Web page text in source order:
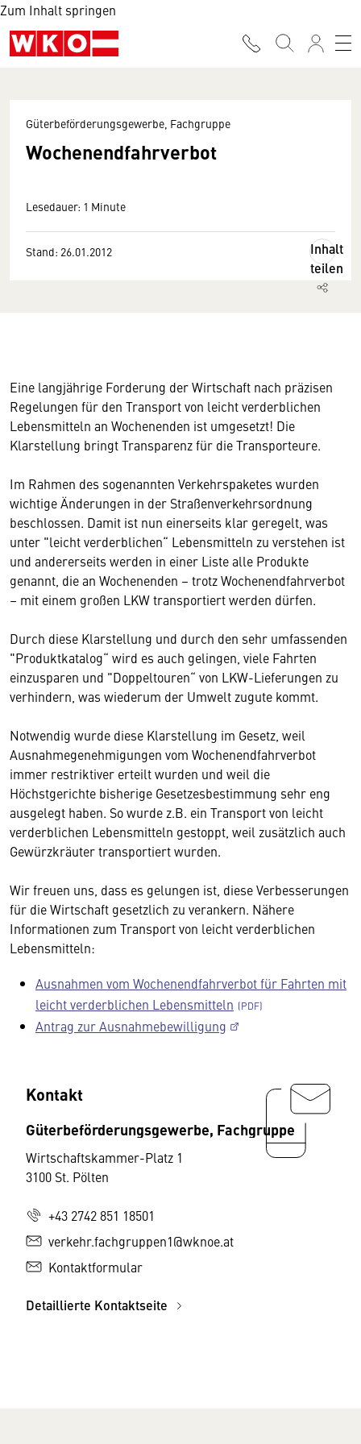
Zum Inhalt springen
Güterbeförderungsgewerbe, Fachgruppe
Wochenendfahrverbot
Lesedauer: 1 Minute
Stand: 26.01.2012
Inhalt
teilen
Eine langjährige Forderung der Wirtschaft nach präzisen
Regelungen für den Transport von leicht verderblichen
Lebensmitteln an Wochenenden ist umgesetzt! Die
Klarstellung bringt Transparenz für die Transporteure.
Im Rahmen des sogenannten Verkehrspaketes wurden
wichtige Änderungen in der Straßenverkehrsordnung
beschlossen. Damit ist nun einerseits klar geregelt, was
unter "leicht verderblichen“ Lebensmitteln zu verstehen ist
und andererseits werden in einer Liste alle Produkte
genannt, die an Wochenenden – trotz Wochenendfahrverbot
– mit einem großen LKW transportiert werden dürfen.
Durch diese Klarstellung und durch den sehr umfassenden
"Produktkatalog“ wird es auch gelingen, viele Fahrten
einzusparen und "Doppeltouren“ von LKW-Lieferungen zu
verhindern, was wiederum der Umwelt zugute kommt.
Notwendig wurde diese Klarstellung im Gesetz, weil
Ausnahmegenehmigungen vom Wochenendfahrverbot
immer restriktiver erteilt wurden und weil die
Höchstgerichte bisherige Gesetzesbestimmung sehr eng
ausgelegt haben. So wurde z.B. ein Transport von leicht
verderblichen Lebensmitteln gestoppt, weil zusätzlich auch
Gewürzkräuter transportiert wurden.
Wir freuen uns, dass es gelungen ist, diese Verbesserungen
für die Wirtschaft gesetzlich zu verankern. Nähere
Informationen zum Transport von leicht verderblichen
Lebensmitteln:
Ausnahmen vom Wochenendfahrverbot für Fahrten mit
leicht verderblichen Lebensmitteln
Antrag zur Ausnahmebewilligung
Kontakt
Güterbeförderungsgewerbe, Fachgruppe
Wirtschaftskammer-Platz 1
3100 St. Pölten
+43 2742 851 18501
verkehr.fachgruppen1@wknoe.at
Kontaktformular
Detaillierte Kontaktseite